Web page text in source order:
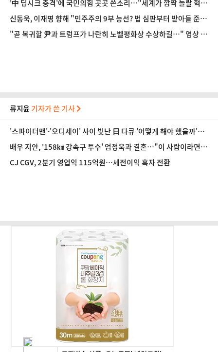
'中 딥시크 충격'에 국민의힘 곳곳 쓴소리…"세계가 깜짝 놀랄 혁신
준비해야"
신동욱, 이재명 향해 "민주주의 9부 능선? 법 심판부터 받아들 준비
하라"
"곧 복귀할 尹과 트럼프가 나란히 노벨평화상 수상하길…" 영상 보
류지윤 기자가 쓴 기사
'스파이더맨'·'오디세이' 사이 빛난 日 다큐 '어떻게 해야 했을까'…
관객 마음 움직인 이유 [영화 뷰]
배우 지안, '158㎞ 강속구 투수' 엄정욱과 결혼…"이 사람이라면
평생 함께"
CJ CGV, 2분기 영업익 115억원…세전이익 흑자 전환